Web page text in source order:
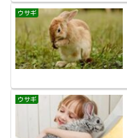
ウサギ
ウサギ